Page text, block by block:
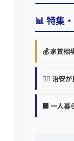
📊 特集
💰 家賃相
👮‍♀️ 治安
🏢 一人暮